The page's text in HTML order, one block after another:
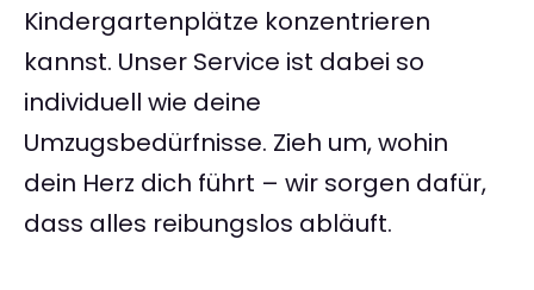
Kindergartenplätze konzentrieren
kannst. Unser Service ist dabei so
individuell wie deine
Umzugsbedürfnisse. Zieh um, wohin
dein Herz dich führt – wir sorgen dafür,
dass alles reibungslos abläuft.